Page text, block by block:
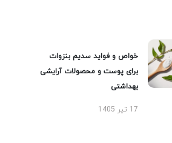
خواص و فواید سدیم بنزوات
برای پوست و محصولات آرایشی
بهداشتی
17 تیر 1405